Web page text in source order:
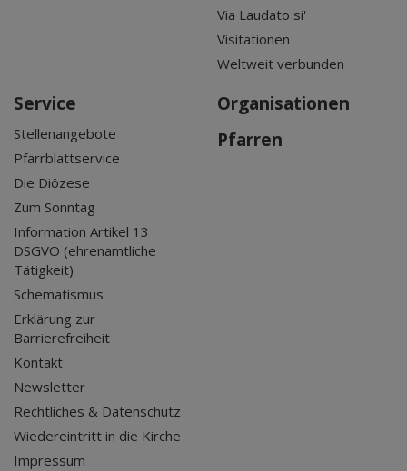
Via Laudato si'
Visitationen
Weltweit verbunden
Service
Stellenangebote
Pfarrblattservice
Die Diözese
Zum Sonntag
Information Artikel 13
DSGVO (ehrenamtliche
Tätigkeit)
Schematismus
Erklärung zur
Barrierefreiheit
Kontakt
Newsletter
Rechtliches & Datenschutz
Wiedereintritt in die Kirche
Impressum
Organisationen
Pfarren